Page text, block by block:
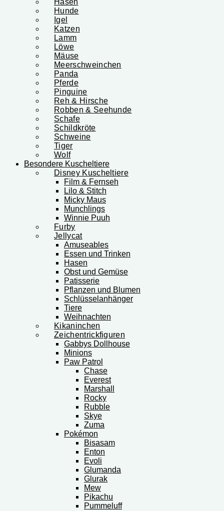
Hasen
Hunde
Igel
Katzen
Lamm
Löwe
Mäuse
Meerschweinchen
Panda
Pferde
Pinguine
Reh & Hirsche
Robben & Seehunde
Schafe
Schildkröte
Schweine
Tiger
Wolf
Besondere Kuscheltiere
Disney Kuscheltiere
Film & Fernseh
Lilo & Stitch
Micky Maus
Munchlings
Winnie Puuh
Furby
Jellycat
Amuseables
Essen und Trinken
Hasen
Obst und Gemüse
Patisserie
Pflanzen und Blumen
Schlüsselanhänger
Tiere
Weihnachten
Kikaninchen
Zeichentrickfiguren
Gabbys Dollhouse
Minions
Paw Patrol
Chase
Everest
Marshall
Rocky
Rubble
Skye
Zuma
Pokémon
Bisasam
Enton
Evoli
Glumanda
Glurak
Mew
Pikachu
Pummeluff